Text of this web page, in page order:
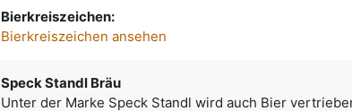
Bierkreiszeichen:
Bierkreiszeichen ansehen
Speck Standl Bräu
Unter der Marke Speck Standl wird auch Bier